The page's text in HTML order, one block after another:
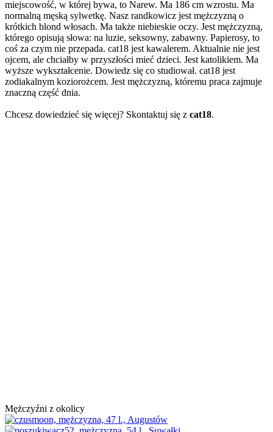
miejscowość, w której bywa, to Narew. Ma 186 cm wzrostu. Ma
normalną męską sylwetkę. Nasz randkowicz jest mężczyzną o
krótkich blond włosach. Ma także niebieskie oczy. Jest mężczyzną,
którego opisują słowa: na luzie, seksowny, zabawny. Papierosy, to
coś za czym nie przepada. cat18 jest kawalerem. Aktualnie nie jest
ojcem, ale chciałby w przyszłości mieć dzieci. Jest katolikiem. Ma
wyższe wykształcenie. Dowiedz się co studiował. cat18 jest
zodiakalnym koziorożcem. Jest mężczyzną, któremu praca zajmuje
znaczną część dnia.
Chcesz dowiedzieć się więcej? Skontaktuj się z cat18.
Mężczyźni z okolicy